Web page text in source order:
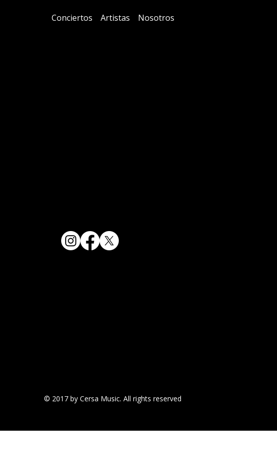
Conciertos Artistas Nosotros
© 2017 by Cersa Music. All rights reserved